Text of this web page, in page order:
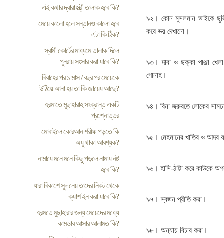
এই কথার দ্বারা স্ত্রী তালাক হবে কি?
মেয়ে কালো হলে সন্তানও কালো হবে
এটা কি ঠিক?
স্বামী কোর্টের মাধ্যমে তালাক দিলে
পুনরায় সংসার করা যাবে কি?
বিবাহের পর ১ মাস / বছর পর মেয়েকে
উঠিয়ে আনা হয় তা কি জায়েয আছে?
হুরমাতে মুছাহারাহ সংক্রান্ত একটি
প্রশ্নোত্তর
মোবাইলে কোরআন শরীফ পড়তে কি
অযু থাকা আবশ্যক?
নামাযে মনে মনে কিছু পড়লে নামায নষ্ট
হবে কি?
যারা বিকাশে সূদ নেয় তাদের নিকট থেকে
ক্যাশ ইন করা যাবে কি?
হুরমতে মুছাহারার জন্য মেয়েদের মধ্যে
কামভাব আসার আলামত কি?
৯২। কোন মুসলমান ভাইকে
করে ভয় দেখানো।
৯৩। দাবা ও ছক্কা পাঞ্জা
গোনাহ।
৯৪। বিনা জরুরতে লোকের
৯৫। মেহমানের খাতির ও আদর
৯৬। হাসি-ঠাট্টা করে কাউকে
৯৭। স্বজন প্রীতি করা।
৯৮। অন্যায় বিচার করা।